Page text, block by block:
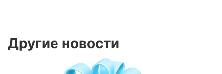
Другие новости